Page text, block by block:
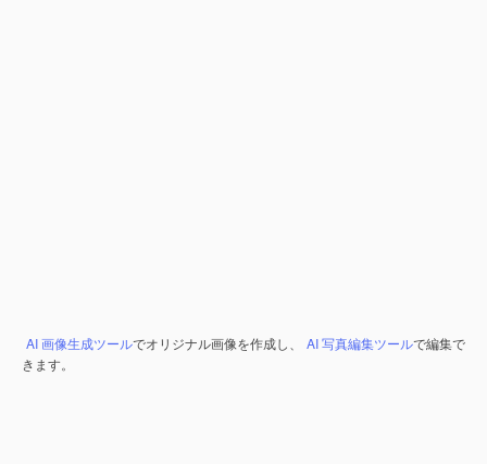
AI 画像生成ツールでオリジナル画像を作成し、 AI 写真編集ツールで編集で
きます。